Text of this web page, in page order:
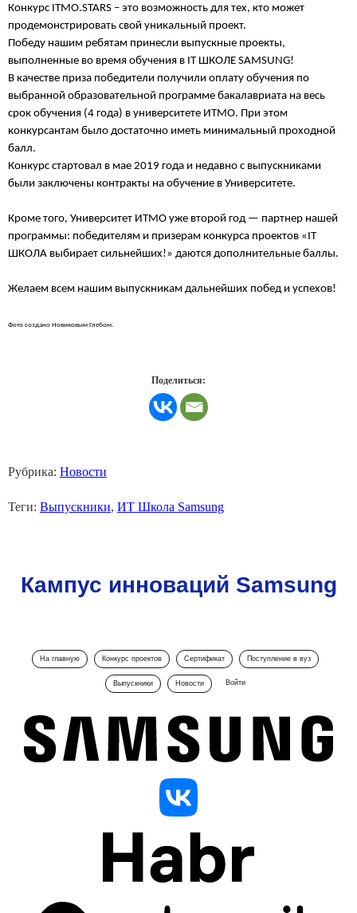
Конкурс ITMO.STARS – это возможность для тех, кто может
продемонстрировать свой уникальный проект.
Победу нашим ребятам принесли выпускные проекты,
выполненные во время обучения в IT ШКОЛЕ SAMSUNG!
В качестве приза победители получили оплату обучения по
выбранной образовательной программе бакалавриата на весь
срок обучения (4 года) в университете ИТМО. При этом
конкурсантам было достаточно иметь минимальный проходной
балл.
Конкурс стартовал в мае 2019 года и недавно с выпускниками
были заключены контракты на обучение в Университете.
Кроме того, Университет ИТМО уже второй год — партнер нашей
программы: победителям и призерам конкурса проектов «IT
ШКОЛА выбирает сильнейших!» даются дополнительные баллы.
Желаем всем нашим выпускникам дальнейших побед и успехов!
Фото создано Новиковым Глебом.
Поделиться:
Рубрика: Новости
Теги: Выпускники, ИТ Школа Samsung
Кампус инноваций Samsung
На главную Конкурс проектов Сертификат Поступление в вуз
Выпускники Новости Войти